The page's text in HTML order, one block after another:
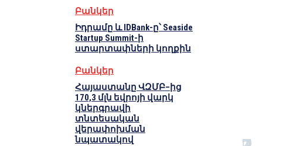
Բանկեր
Իդրամը և IDBank-ը՝ Seaside
Startup Summit-ի
ստարտափների կողքին
Բանկեր
Հայաստանը ՎԶՄԲ–ից
170,3 մլն եվրոյի վարկ
կներգրավի
տնտեսական
վերափոխման
նպատակով